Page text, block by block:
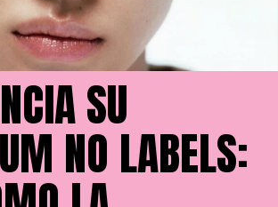
SU
NO LABELS: